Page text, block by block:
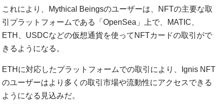
これにより、Mythical Beingsのユーザーは、NFTの主要な取
引プラットフォームである「OpenSea」上で、MATIC、
ETH、USDCなどの仮想通貨を使ってNFTカードの取引がで
きるようになる。
ETHに対応したプラットフォームでの取引により、Ignis NFT
のユーザーはより多くの取引市場や流動性にアクセスできる
ようになる見込みだ。